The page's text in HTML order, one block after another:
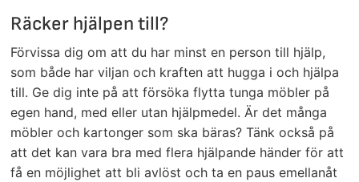
Räcker hjälpen till?
Förvissa dig om att du har minst en person till hjälp,
som både har viljan och kraften att hugga i och hjälpa
till. Ge dig inte på att försöka flytta tunga möbler på
egen hand, med eller utan hjälpmedel. Är det många
möbler och kartonger som ska bäras? Tänk också på
att det kan vara bra med flera hjälpande händer för att
få en möjlighet att bli avlöst och ta en paus emellanåt